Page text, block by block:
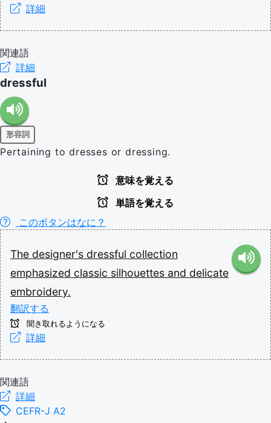
詳細
関連語
詳細
dressful
形容詞
Pertaining to dresses or dressing.
意味を覚える
単語を覚える
このボタンはなに？
The designer's dressful collection
emphasized classic silhouettes and delicate
embroidery.
翻訳する
聞き取れるようになる
詳細
関連語
詳細
CEFR-J A2